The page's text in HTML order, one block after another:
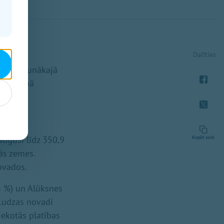
jaunākajā
līdz 350,9
zemes.
un Alūksnes
novadi
platības
Dalīties
Kopēt saiti